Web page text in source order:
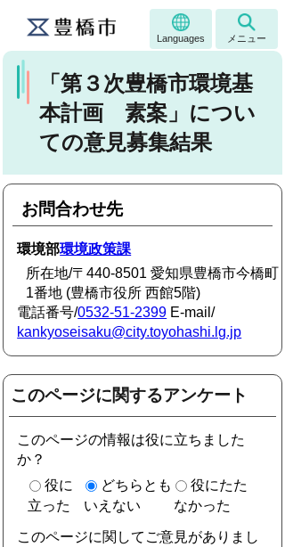
Languages メニュー
「第３次豊橋市環境基
本計画 素案」につい
ての意見募集結果
お問合わせ先
環境部環境政策課
所在地/〒440-8501 愛知県豊橋市今橋町
1番地 (豊橋市役所 西館5階)
電話番号/0532-51-2399 E-mail/
kankyoseisaku@city.toyohashi.lg.jp
このページに関するアンケート
このページの情報は役に立ちました
か？
役に
立った
どちらとも
いえない
役にたた
なかった
このページに関してご意見がありまし